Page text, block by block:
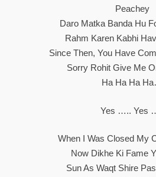
Peachey
Daro Matka Banda Hu
Rahm Karen Kabhi
Since Then, You Have
Sorry Rohit Give Me
Ha Ha Ha
Yes ….. Yes
When I Was Closed My
Now Dikhe Ki Fame
Sun As Waqt Shire